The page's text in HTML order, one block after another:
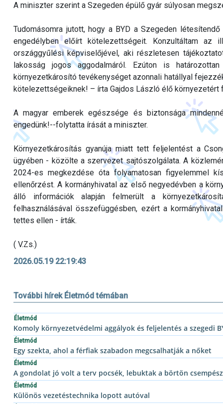
A miniszter szerint a Szegeden épülő gyár súlyosan
Tudomásomra jutott, hogy a BYD a Szegeden
engedélyben előírt kötelezettségeit. Konzultáltam az
országgyűlési képviselőjével, aki részletesen
lakosság jogos aggodalmáról. Ezúton is
környezetkárosító tevékenységet azonnali hatállyal
kötelezettségeiknek! – írta Gajdos László élő környezetért
A magyar emberek egészsége és biztonsága
engedünk!--folytatta írását a miniszter.
Környezetkárosítás gyanúja miatt tett feljelentést a
ügyében - közölte a szervezet sajtószolgálata. A
2024-es megkezdése óta folyamatosan figyelemmel
ellenőrzést. A kormányhivatal az első negyedévben a
álló információk alapján felmerült a
felhasználásával összefüggésben, ezért a
tettes ellen - írták.
( V.Zs.)
2026.05.19 22:19:43
További hírek Életmód témában
Életmód
Komoly környezetvédelmi aggályok és feljelentés a szegedi
Életmód
Egy szekta, ahol a férfiak szabadon megcsalhatják a nőket
Életmód
A gondolat jó volt a terv pocsék, lebuktak a börtön
Életmód
Különös vezetéstechnika lopott autóval